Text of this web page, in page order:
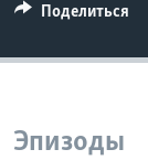
Поделиться
Эпизоды